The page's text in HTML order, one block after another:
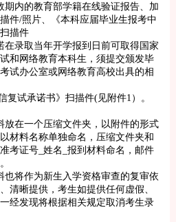
内的教育部学籍在线验证报告、加
件/照片、《本科应届毕业生报考中
描件
录取当年开学报到日前可取得国家
和网络教育本科生，须提交颁发毕
试办公室或网络教育高校出具的相
试承诺书》扫描件(见附件1）。
在一个压缩文件夹，以附件的形式
材料名称单独命名，压缩文件夹和
考证号_姓名_报到材料命名，邮件
将作为新生入学资格审查的复审依
清晰提供，考生如提供任何虚假、
经发现将根据相关规定取消考生录